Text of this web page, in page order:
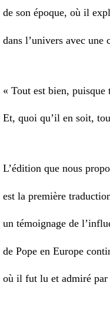
de son époque, où il
dans l’univers avec une
« Tout est bien, puisque
Et, quoi qu’il en soit,
L’édition que nous
est la première
un témoignage de
de Pope en Europe
où il fut lu et admiré par